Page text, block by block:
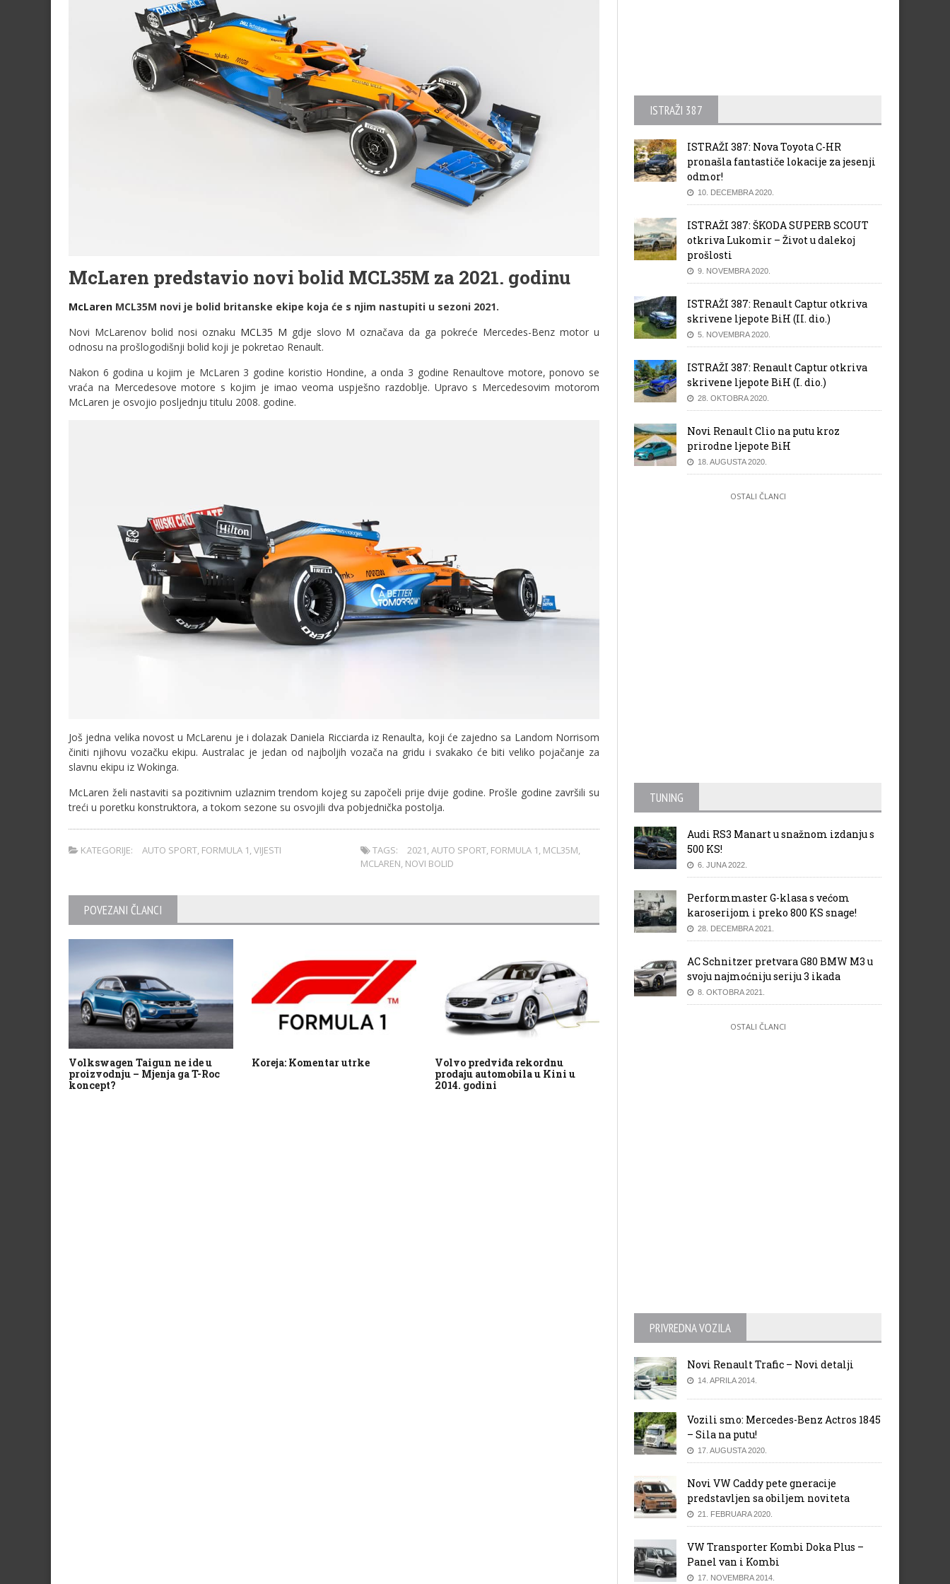
McLaren predstavio novi bolid MCL35M za 2021. godinu
McLaren MCL35M novi je bolid britanske ekipe koja će s njim nastupiti u sezoni 2021.
Novi McLarenov bolid nosi oznaku MCL35 M gdje slovo M označava da ga pokreće Mercedes-Benz motor u
odnosu na prošlogodišnji bolid koji je pokretao Renault.
Nakon 6 godina u kojim je McLaren 3 godine koristio Hondine, a onda 3 godine Renaultove motore, ponovo se
vraća na Mercedesove motore s kojim je imao veoma uspješno razdoblje. Upravo s Mercedesovim motorom
McLaren je osvojio posljednju titulu 2008. godine.
Još jedna velika novost u McLarenu je i dolazak Daniela Ricciarda iz Renaulta, koji će zajedno sa Landom Norrisom
činiti njihovu vozačku ekipu. Australac je jedan od najboljih vozača na gridu i svakako će biti veliko pojačanje za
slavnu ekipu iz Wokinga.
McLaren želi nastaviti sa pozitivnim uzlaznim trendom kojeg su započeli prije dvije godine. Prošle godine završili su
treći u poretku konstruktora, a tokom sezone su osvojili dva pobjednička postolja.
KATEGORIJE: AUTO SPORT, FORMULA 1,VIJESTI TAGS: 2021,AUTO SPORT, FORMULA 1, MCL35M,
MCLAREN, NOVI BOLID
POVEZANI ČLANCI
Volkswagen Taigun ne ide u
proizvodnju – Mjenja ga T-Roc
koncept?
Koreja: Komentar utrke
Volvo predviđa rekordnu
prodaju automobila u Kini u
2014. godini
ISTRAŽI 387
ISTRAŽI 387: Nova Toyota C-HR
pronašla fantastiče lokacije za jesenji
odmor!
10. DECEMBRA 2020.
ISTRAŽI 387: ŠKODA SUPERB SCOUT
otkriva Lukomir – Život u dalekoj
prošlosti
9. NOVEMBRA 2020.
ISTRAŽI 387: Renault Captur otkriva
skrivene ljepote BiH (II. dio.)
5. NOVEMBRA 2020.
ISTRAŽI 387: Renault Captur otkriva
skrivene ljepote BiH (I. dio.)
28. OKTOBRA 2020.
Novi Renault Clio na putu kroz
prirodne ljepote BiH
18. AUGUSTA 2020.
OSTALI ČLANCI
TUNING
Audi RS3 Manart u snažnom izdanju s
500 KS!
6. JUNA 2022.
Performmaster G-klasa s većom
karoserijom i preko 800 KS snage!
28. DECEMBRA 2021.
AC Schnitzer pretvara G80 BMW M3 u
svoju najmoćniju seriju 3 ikada
8. OKTOBRA 2021.
OSTALI ČLANCI
PRIVREDNA VOZILA
Novi Renault Trafic – Novi detalji
14. APRILA 2014.
Vozili smo: Mercedes-Benz Actros 1845
– Sila na putu!
17. AUGUSTA 2020.
Novi VW Caddy pete gneracije
predstavljen sa obiljem noviteta
21. FEBRUARA 2020.
VW Transporter Kombi Doka Plus –
Panel van i Kombi
17. NOVEMBRA 2014.